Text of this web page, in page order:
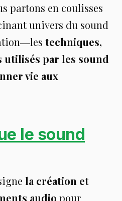
partons en coulisses
univers du sound
techniques,
par les sound
vie aux
le sound
la création et
audio pour